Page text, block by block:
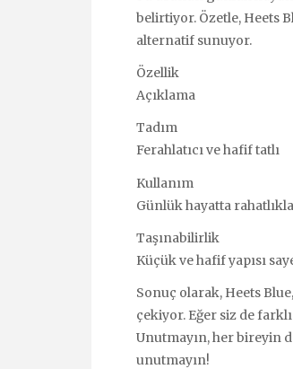
belirtiyor. Özetle, Heets
alternatif sunuyor.
Özellik
Açıklama
Tadım
Ferahlatıcı ve hafif tatlı
Kullanım
Günlük hayatta
Taşınabilirlik
Küçük ve hafif yapısı
Sonuç olarak, Heets
çekiyor. Eğer siz de
Unutmayın, her bireyin
unutmayın!